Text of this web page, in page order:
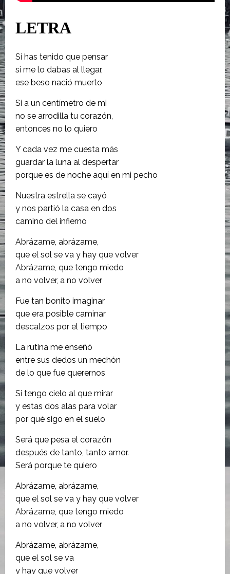
LETRA
Si has tenido que pensar
si me lo dabas al llegar,
ese beso nació muerto
Si a un centímetro de mi
no se arrodilla tu corazón,
entonces no lo quiero
Y cada vez me cuesta más
guardar la luna al despertar
porque es de noche aquí en mi pecho
Nuestra estrella se cayó
y nos partió la casa en dos
camino del infierno
Abrázame, abrázame,
que el sol se va y hay que volver
Abrázame, que tengo miedo
a no volver, a no volver
Fue tan bonito imaginar
que era posible caminar
descalzos por el tiempo
La rutina me enseñó
entre sus dedos un mechón
de lo que fue querernos
Si tengo cielo al que mirar
y estas dos alas para volar
por qué sigo en el suelo
Será que pesa el corazón
después de tanto, tanto amor.
Será porque te quiero
Abrázame, abrázame,
que el sol se va y hay que volver
Abrázame, que tengo miedo
a no volver, a no volver
Abrázame, abrázame,
que el sol se va
y hay que volver